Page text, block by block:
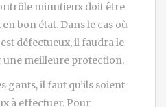
minutieux doit être
bon état. Dans le cas où
défectueux, il faudra le
meilleure protection.
gants, il faut qu’ils soient
à effectuer. Pour